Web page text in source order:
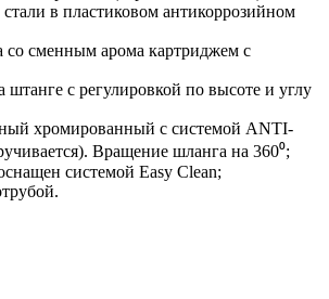
в пластиковом антикоррозийном
со сменным арома картриджем c
с регулировкой по высоте и углу
хромированный с системой ANTI-
Вращение шланга на 360⁰;
системой Easy Clean;